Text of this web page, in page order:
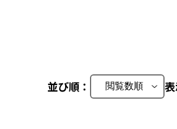
並び順：